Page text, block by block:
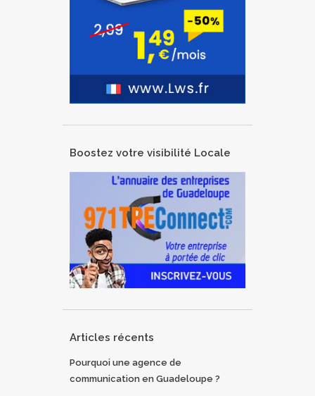
Boostez votre visibilité Locale
Articles récents
Pourquoi une agence de
communication en Guadeloupe ?